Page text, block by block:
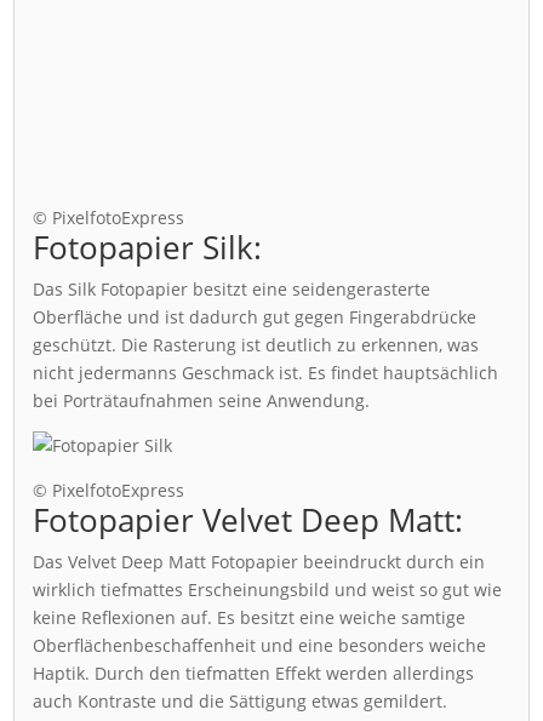
© PixelfotoExpress
Fotopapier Silk:
Das Silk Fotopapier besitzt eine seidengerasterte
Oberfläche und ist dadurch gut gegen Fingerabdrücke
geschützt. Die Rasterung ist deutlich zu erkennen, was
nicht jedermanns Geschmack ist. Es findet hauptsächlich
bei Porträtaufnahmen seine Anwendung.
© PixelfotoExpress
Fotopapier Velvet Deep Matt:
Das Velvet Deep Matt Fotopapier beeindruckt durch ein
wirklich tiefmattes Erscheinungsbild und weist so gut wie
keine Reflexionen auf. Es besitzt eine weiche samtige
Oberflächenbeschaffenheit und eine besonders weiche
Haptik. Durch den tiefmatten Effekt werden allerdings
auch Kontraste und die Sättigung etwas gemildert.